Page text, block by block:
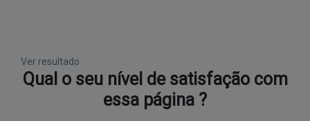
Ver resultado
Qual o seu nível de satisfação com
essa página ?